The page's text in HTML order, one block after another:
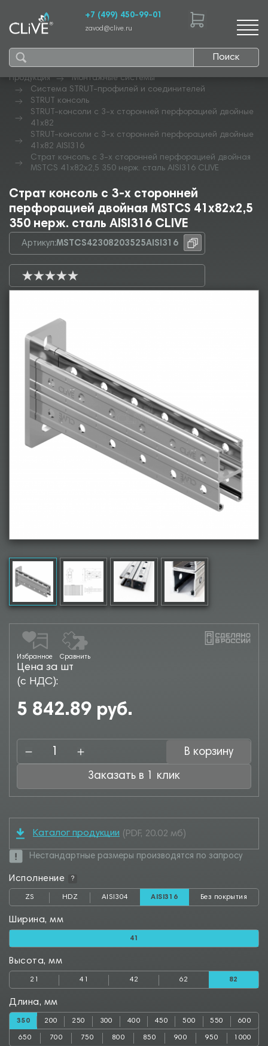
Поиск
+7 (499) 450-99-01
zavod@clive.ru
Продукция
Монтажные системы
Система STRUT-профилей и соединителей
STRUT консоль
STRUT-консоли с 3-х сторонней перфорацией двойные
41х82
STRUT-консоли с 3-х сторонней перфорацией двойные
41х82 AISI316
Страт консоль с 3-х сторонней перфорацией двойная
MSTCS 41х82х2,5 350 нерж. сталь AISI316 CLIVE
Страт консоль с 3-х сторонней
перфорацией двойная MSTCS 41х82х2,5
350 нерж. сталь AISI316 CLIVE
Артикул:MSTCS42308203525AISI316
Избранное Сравнить
Цена за шт
(с НДС):
5 842.89 руб.
В корзину
Заказать в 1 клик
Каталог продукции (PDF, 20.02 мб)
Нестандартные размеры производятся по запросу
Исполнение ?
ZS HDZ AISI304 AISI316 Без покрытия
Ширина, мм
41
Высота, мм
21 41 42 62 82
Длина, мм
350 200 250 300 400 450 500 550 600
650 700 750 800 850 900 950 1000